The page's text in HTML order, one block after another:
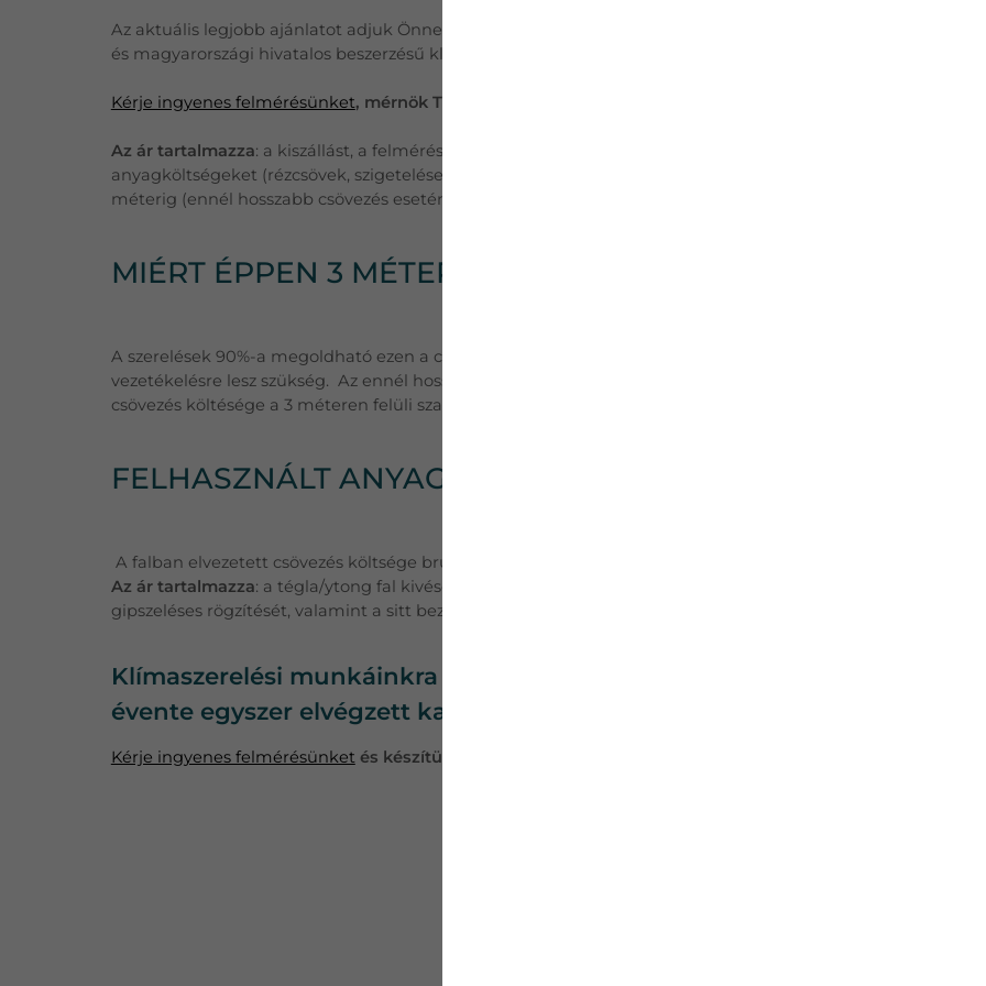
Az aktuális legjobb ajánlatot adjuk Önnek, több tipusra és árkategóriában, segítünk a legjobb döntést
és magyarországi hivatalos beszerzésű klímákkal, anyagokkal dolgozunk!
Kérje ingyenes felmérésünket, mérnök Tanácsadó kollégánk felkeresi Önt otthonában és elkészítjük
Az ár tartalmazza: a kiszállást, a felmérést, egy fal átfúrását, a kültéri és a beltéri egység felszerelését, a
anyagköltségeket (rézcsövek, szigetelések, kültéri tartókonzolt vagy terasztartót, cseppvízcsövet,
méterig (ennél hosszabb csövezés esetén a plusz költség 15.000 Ft méterenként).
MIÉRT ÉPPEN 3 MÉTER AZ AJÁNLATBAN MEGADOTT
A szerelések 90%-a megoldható ezen a csőhosszon belül, így nem kell számolgatnia a centiket, ahogyan
vezetékelésre lesz szükség. Az ennél hosszabb csövezésekre egyedi árat kap majd a felmérés utáni
csövezés költésége a 3 méteren felüli szakaszra számolva.
FELHASZNÁLT ANYAGOK»
A falban elvezetett csövezés költsége bruttó 20.000 Ft/méter.( csak elő és utószezonban vállalunk falban
Az ár tartalmazza: a tégla/ytong fal kivésését, a csövezés kialakítását, az elektromos bekötések elkészítését,
gipszeléses rögzítését, valamint a sitt bezsákolását. ( faljavítást, festést sajnos nem tudunk elvállalni)
Klímaszerelési munkáinkra mindegyik általunk felszerelt klímára 5 év
évente egyszer elvégzett karbantartás esetén!
Kérje ingyenes felmérésünketés készítünk Önnek egy életkörülményeire és felhasználói szokására